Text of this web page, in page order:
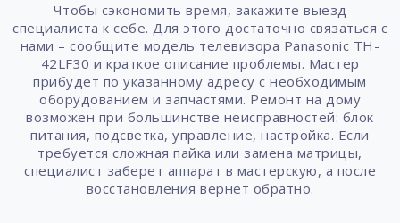
Чтобы сэкономить время, закажите выезд
специалиста к себе. Для этого достаточно связаться с
нами – сообщите модель телевизора Panasonic TH-
42LF30 и краткое описание проблемы. Мастер
прибудет по указанному адресу с необходимым
оборудованием и запчастями. Ремонт на дому
возможен при большинстве неисправностей: блок
питания, подсветка, управление, настройка. Если
требуется сложная пайка или замена матрицы,
специалист заберет аппарат в мастерскую, а после
восстановления вернет обратно.